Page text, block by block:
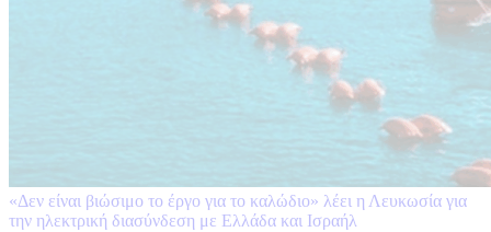
«Δεν είναι βιώσιμο το έργο για το καλώδιο» λέει η Λευκωσία για
την ηλεκτρική διασύνδεση με Ελλάδα και Ισραήλ